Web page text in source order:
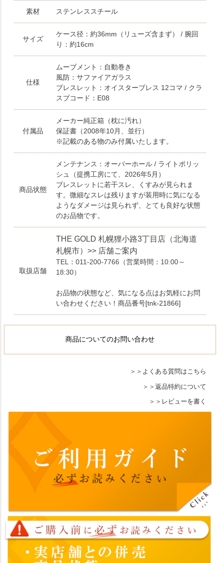
素材 ステンレススチール
サイズ
ケース径：約36mm（リューズ含まず） / 腕回
り：約16cm
仕様
ムーブメント：自動巻き
風防：サファイアガラス
ブレスレット：オイスターブレス 12コマ / クラ
スプコード：E08
付属品
メーカー純正箱（枕に汚れ）
保証書（2008年10月、並行）
※記載のある物のみ付属いたします。
商品状態
メンテナンス：オーバーホール / ライトポリッ
シュ（提携工房にて、2026年5月）
ブレスレットに若干スレ、くすみが見られま
す。微細なスレは残りますが装用時に気になる
ようなダメージは見られず、とても良好な状態
のお品物です。
取扱店舗
THE GOLD 札幌狸小路3丁目店（北海道
札幌市）>> 店舗ご案内
TEL：011-200-7766 （営業時間：10:00～
18:30）
お品物の状態など、気になる点はお気軽にお問
い合わせください！商品番号[tnk-21866]
商品についてのお問い合わせ
よくある質問はこちら
返品特約について
レビューを書く